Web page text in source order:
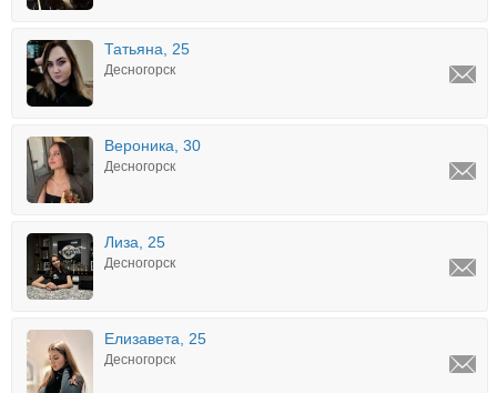
Татьяна, 25
Десногорск
Вероника, 30
Десногорск
Лиза, 25
Десногорск
Елизавета, 25
Десногорск